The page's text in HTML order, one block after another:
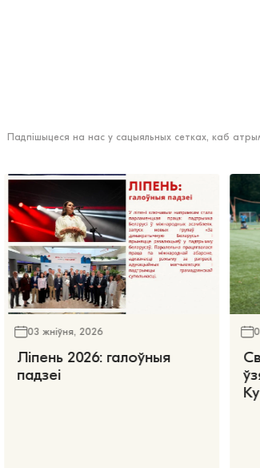
Падпішыцеся на нас у сацыяльных сетках, каб
03 жніўня, 2026
Ліпень 2026: галоўныя
падзеі